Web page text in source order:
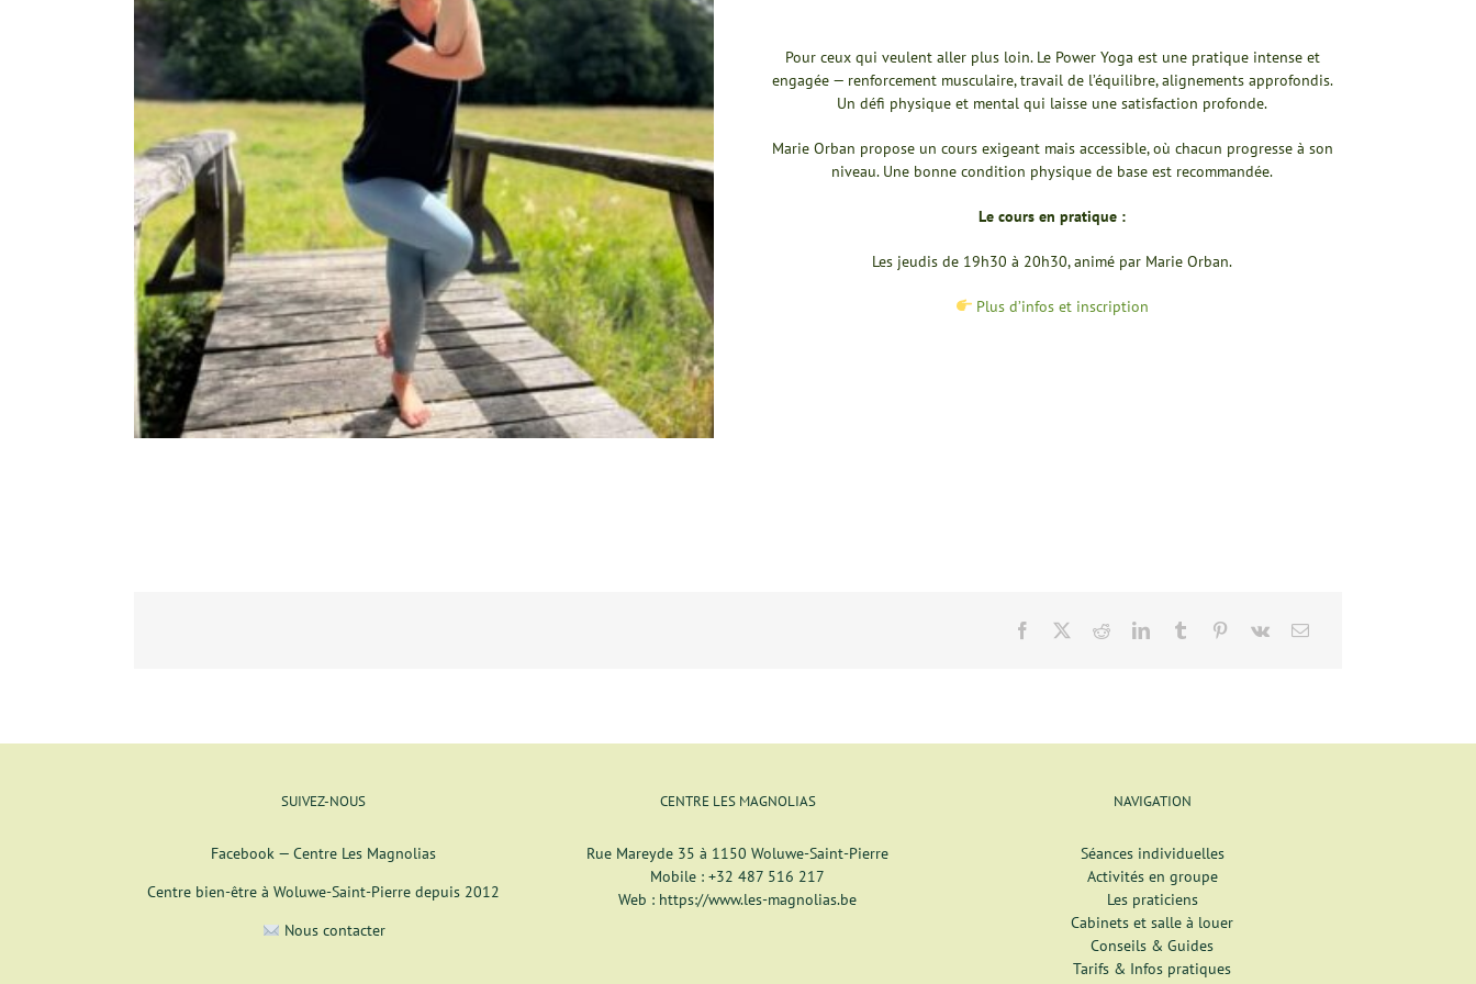
Pour ceux qui veulent aller plus loin. Le Power Yoga est une pratique intense et
engagée — renforcement musculaire, travail de l’équilibre, alignements approfondis.
Un défi physique et mental qui laisse une satisfaction profonde.
Marie Orban propose un cours exigeant mais accessible, où chacun progresse à son
niveau. Une bonne condition physique de base est recommandée.
Le cours en pratique :
Les jeudis de 19h30 à 20h30, animé par Marie Orban.
Plus d’infos et inscription
SUIVEZ-NOUS
Facebook — Centre Les Magnolias
Centre bien-être à Woluwe-Saint-Pierre depuis 2012
Nous contacter
CENTRE LES MAGNOLIAS
Rue Mareyde 35 à 1150 Woluwe-Saint-Pierre
Mobile :+32 487 516 217
Web : https://www.les-magnolias.be
NAVIGATION
Séances individuelles
Activités en groupe
Les praticiens
Cabinets et salle à louer
Conseils & Guides
Tarifs & Infos pratiques